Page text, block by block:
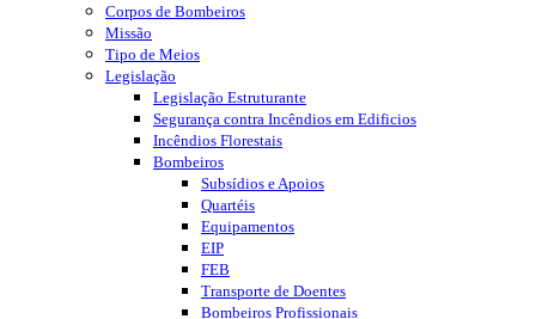
Corpos de Bombeiros
Missão
Tipo de Meios
Legislação
Legislação Estruturante
Segurança contra Incêndios em Edificios
Incêndios Florestais
Bombeiros
Subsídios e Apoios
Quartéis
Equipamentos
EIP
FEB
Transporte de Doentes
Bombeiros Profissionais